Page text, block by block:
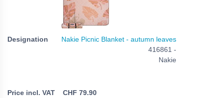
Nakie Picnic Blanket - autumn leaves
416861 -
Nakie
CHF 79.90